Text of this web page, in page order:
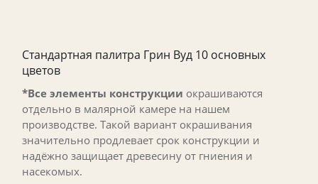
Стандартная палитра Грин Вуд 10 основных
цветов
*Все элементы конструкции окрашиваются
отдельно в малярной камере на нашем
производстве. Такой вариант окрашивания
значительно продлевает срок конструкции и
надёжно защищает древесину от гниения и
насекомых.